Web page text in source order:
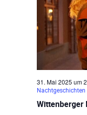
Wittenberger
31. Mai 2025 um
Nachtgeschichten